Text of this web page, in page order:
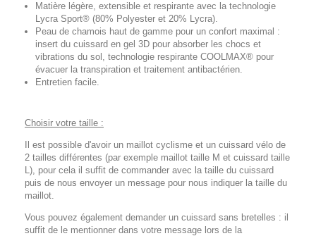
Matière légère, extensible et respirante avec la technologie
Lycra Sport® (80% Polyester et 20% Lycra).
Peau de chamois haut de gamme pour un confort maximal :
insert du cuissard en gel 3D pour absorber les chocs et
vibrations du sol, technologie respirante COOLMAX® pour
évacuer la transpiration et traitement antibactérien.
Entretien facile.
Choisir votre taille :
Il est possible d'avoir un maillot cyclisme et un cuissard vélo de
2 tailles différentes (par exemple maillot taille M et cuissard taille
L), pour cela il suffit de commander avec la taille du cuissard
puis de nous envoyer un message pour nous indiquer la taille du
maillot.
Vous pouvez également demander un cuissard sans bretelles : il
suffit de le mentionner dans votre message lors de la